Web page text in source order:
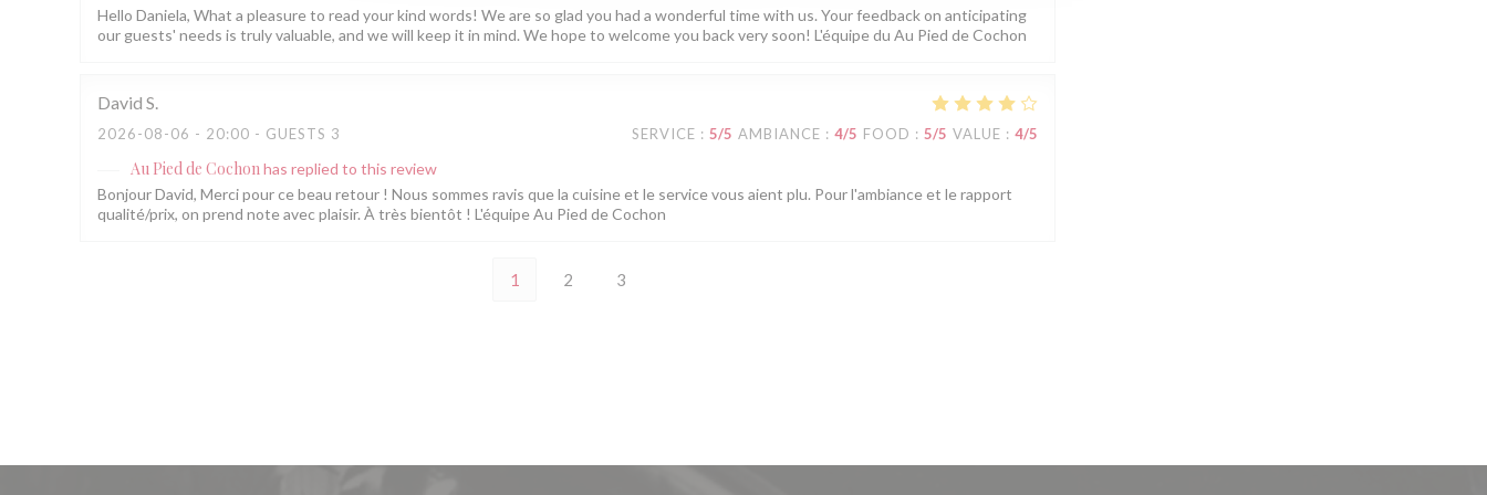
Hello Daniela, What a pleasure to read your kind words! We are so glad you had a wonderful time with us. Your feedback on anticipating
our guests' needs is truly valuable, and we will keep it in mind. We hope to welcome you back very soon! L'équipe du Au Pied de Cochon
David S
2026-08-06 - 20:00 - GUESTS 3 SERVICE : 5/5 AMBIANCE : 4/5 FOOD : 5/5 VALUE : 4/5
Au Pied de Cochonhas replied to this review
Bonjour David, Merci pour ce beau retour ! Nous sommes ravis que la cuisine et le service vous aient plu. Pour l'ambiance et le rapport
qualité/prix, on prend note avec plaisir. À très bientôt ! L'équipe Au Pied de Cochon
1 2 3